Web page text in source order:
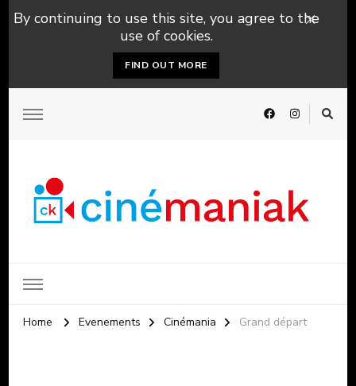
By continuing to use this site, you agree to the
use of cookies.
FIND OUT MORE
Home Evenements Cinémania Grand départ